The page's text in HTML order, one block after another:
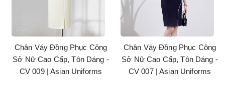
Chân Váy Đồng Phục Công
Sở Nữ Cao Cấp, Tôn Dáng -
CV 009 | Asian Uniforms
Chân Váy Đồng Phục Công
Sở Nữ Cao Cấp, Tôn Dáng -
CV 007 | Asian Uniforms